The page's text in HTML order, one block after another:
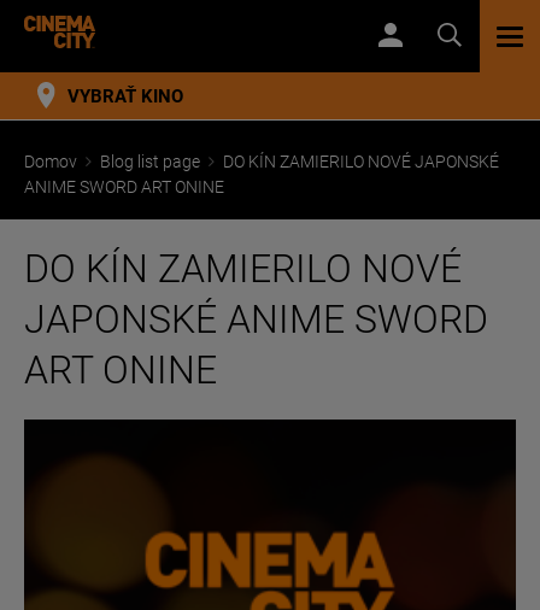
VYBRAŤ KINO
Domov Blog list page
DO KÍN ZAMIERILO NOVÉ JAPONSKÉ
ANIME SWORD ART ONINE
DO KÍN ZAMIERILO NOVÉ
JAPONSKÉ ANIME SWORD
ART ONINE